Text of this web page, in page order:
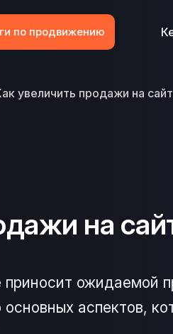
по продвижению
увеличить продажи на
на
приносит ожидаемой
аспектов,